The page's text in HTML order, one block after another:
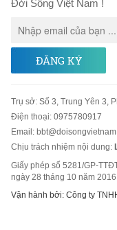
Đời Sống Việt Nam !
ĐĂNG KÝ
Trụ sở: Số 3, Trung Yên 3,
Điện thoại: 0975780917
Email :
Chịu trách nhiệm nội dung:
Giấy phép số 5281/GP-
ngày 28 tháng 10 năm
Vận hành bởi: Công ty